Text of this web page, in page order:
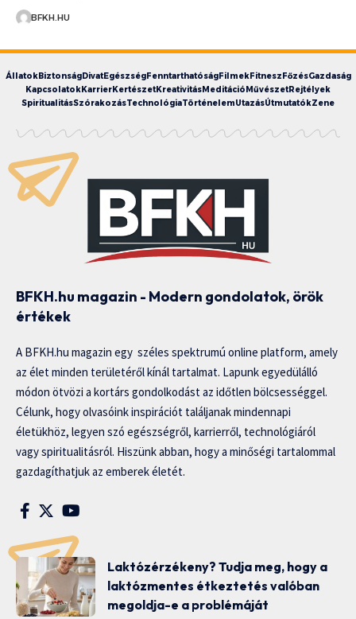
BFKH.HU
ÁllatokBiztonságDivatEgészségFenntarthatóságFilmekFitneszFőzésGazdaság
KapcsolatokKarrierKertészetKreativitásMeditációMűvészetRejtélyek
SpiritualitásSzórakozásTechnológiaTörténelemUtazásÚtmutatókZene
BFKH.hu magazin - Modern gondolatok, örök
értékek
A BFKH.hu magazin egy széles spektrumú online platform, amely
az élet minden területéről kínál tartalmat. Lapunk egyedülálló
módon ötvözi a kortárs gondolkodást az időtlen bölcsességgel.
Célunk, hogy olvasóink inspirációt találjanak mindennapi
életükhöz, legyen szó egészségről, karrierről, technológiáról
vagy spiritualitásról. Hiszünk abban, hogy a minőségi tartalommal
gazdagíthatjuk az emberek életét.
Laktózérzékeny? Tudja meg, hogy a
laktózmentes étkeztetés valóban
megoldja-e a problémáját